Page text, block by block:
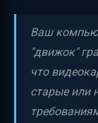
Ваш
"движок"
что
старые или